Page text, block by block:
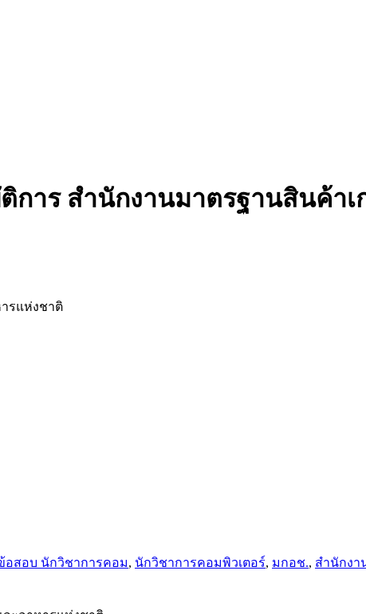
าร สำนักงานมาตรฐานสินค้า
รแห่งชาติ
อสอบ นักวิชาการคอม, นักวิชาการคอมพิวเตอร์, มกอช., สำนักงา